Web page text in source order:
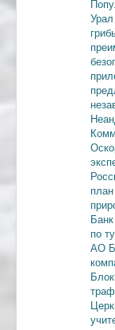
Урал
план
Банк
по
АО